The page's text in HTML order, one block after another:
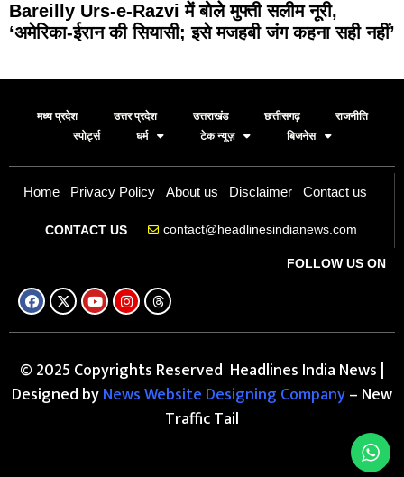
Bareilly Urs-e-Razvi में बोले मुफ्ती सलीम नूरी,
‘अमेरिका-ईरान की सियासी; इसे मजहबी जंग कहना सही नहीं’
मध्य प्रदेश उत्तर प्रदेश उत्तराखंड छत्तीसगढ़
राजनीति
स्पोर्ट्स
धर्म टेक न्यूज़ बिजनेस
Home Privacy Policy About us Disclaimer Contact us
CONTACT US contact@headlinesindianews.com
FOLLOW US ON
© 2025 Copyrights Reserved Headlines India News |
Designed byNews Website Designing Company– New
Traffic Tail